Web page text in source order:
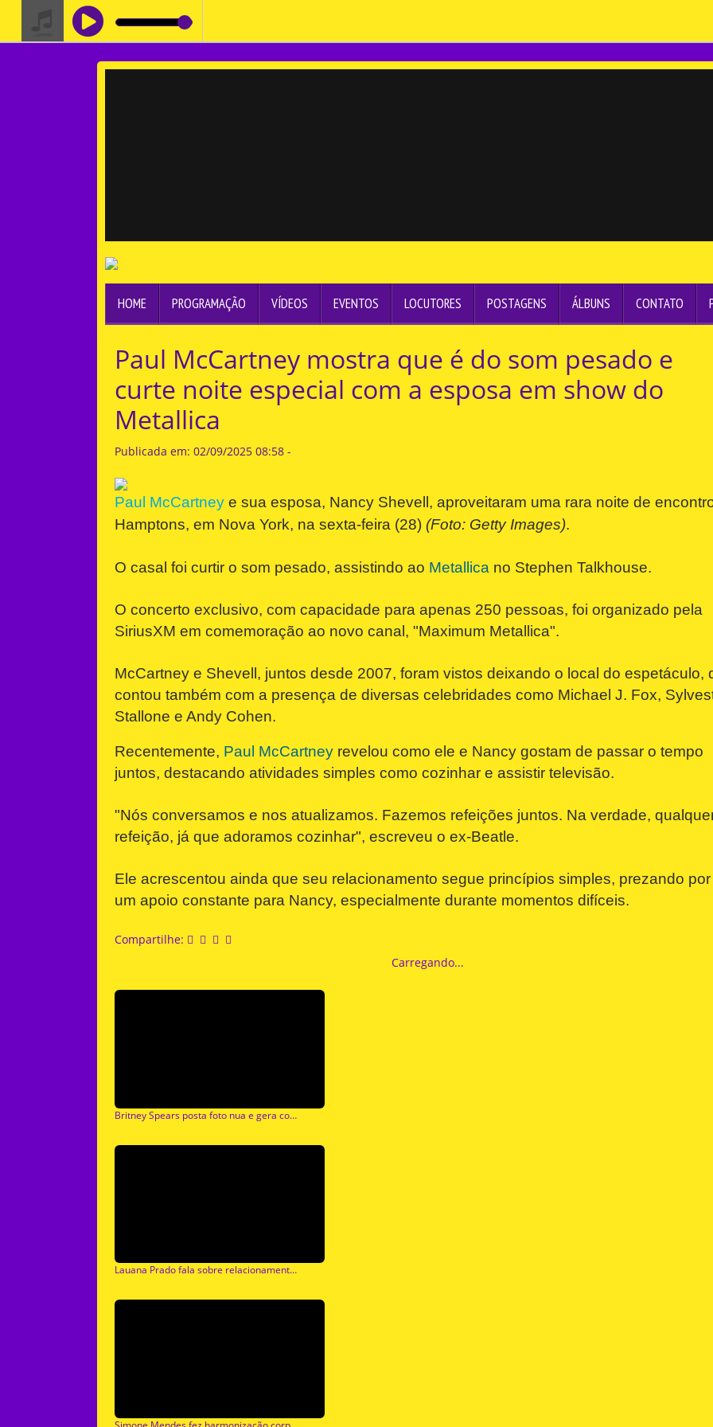
HOME PROGRAMAÇÃO VÍDEOS EVENTOS LOCUTORES POSTAGENS ÁLBUNS CONTATO
Paul McCartney mostra que é do som pesado e
curte noite especial com a esposa em show do
Metallica
Publicada em: 02/09/2025 08:58 -
Paul McCartney e sua esposa, Nancy Shevell, aproveitaram uma rara noite de
Hamptons, em Nova York, na sexta-feira (28) (Foto: Getty Images).
O casal foi curtir o som pesado, assistindo ao Metallica no Stephen Talkhouse.
O concerto exclusivo, com capacidade para apenas 250 pessoas, foi organizado pela
SiriusXM em comemoração ao novo canal, "Maximum Metallica".
McCartney e Shevell, juntos desde 2007, foram vistos deixando o local do espetáculo,
contou também com a presença de diversas celebridades como Michael J. Fox,
Stallone e Andy Cohen.
Recentemente, Paul McCartney revelou como ele e Nancy gostam de passar o tempo
juntos, destacando atividades simples como cozinhar e assistir televisão.
"Nós conversamos e nos atualizamos. Fazemos refeições juntos. Na verdade,
refeição, já que adoramos cozinhar", escreveu o ex-Beatle.
Ele acrescentou ainda que seu relacionamento segue princípios simples, prezando
um apoio constante para Nancy, especialmente durante momentos difíceis.
Compartilhe:
Carregando...
Britney Spears posta foto nua e gera controversia entre os fãs
Lauana Prado fala sobre relacionamento com Tati Dias